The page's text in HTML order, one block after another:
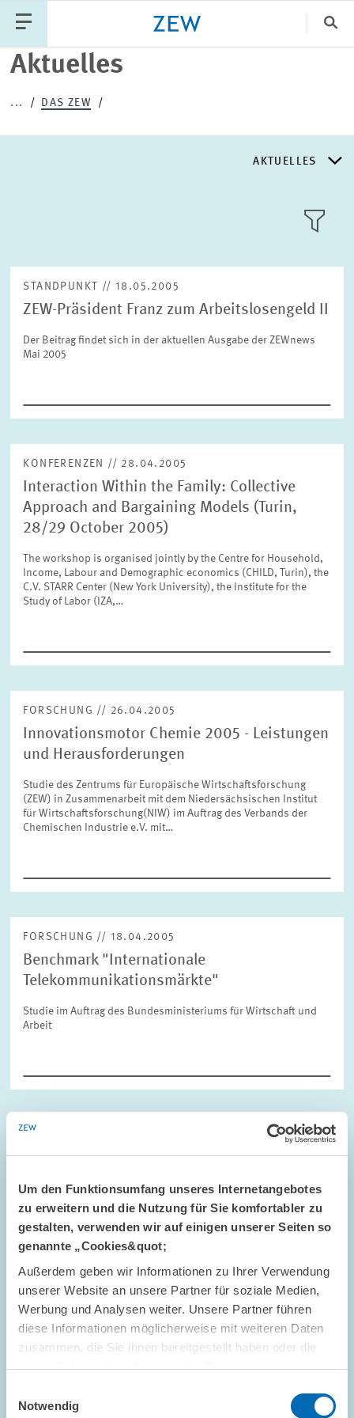
Um den Funktionsumfang unseres Internetangebotes
zu erweitern und die Nutzung für Sie komfortabler zu
gestalten, verwenden wir auf einigen unserer Seiten so
genannte „Cookies&quot;
Außerdem geben wir Informationen zu Ihrer Verwendung
unserer Website an unsere Partner für soziale Medien,
Werbung und Analysen weiter. Unsere Partner führen
diese Informationen möglicherweise mit weiteren Daten
zusammen, die Sie ihnen bereitgestellt haben oder die
sie im Rahmen Ihrer Nutzung der Dienste gesammelt
Notwendig
Aktuelles
... DAS ZEW
AKTUELLES
AKTUELLES
ÜBER DAS ZEW
GESCHICHTE
SERVICE
HEINZ-KÖNIG-AWARD
Jahr
Monat
Bitte wählen Sie einen Monat
Bereiche
Bitte wählen
STANDPUNKT // 18.05.2005
ZEW-Präsident Franz zum Arbeitslosengeld II
Der Beitrag findet sich in der aktuellen Ausgabe der ZEWnews
Mai 2005
KONFERENZEN // 28.04.2005
Interaction Within the Family: Collective
Approach and Bargaining Models (Turin,
28/29 October 2005)
The workshop is organised jointly by the Centre for Household,
Income, Labour and Demographic economics (CHILD, Turin), the
C.V. STARR Center (New York University), the Institute for the
Study of Labor (IZA,…
FORSCHUNG // 26.04.2005
Innovationsmotor Chemie 2005 - Leistungen
und Herausforderungen
Studie des Zentrums für Europäische Wirtschaftsforschung
(ZEW) in Zusammenarbeit mit dem Niedersächsischen Institut
für Wirtschaftsforschung(NIW) im Auftrag des Verbands der
Chemischen Industrie e.V. mit…
FORSCHUNG // 18.04.2005
Benchmark "Internationale
Telekommunikationsmärkte"
Studie im Auftrag des Bundesministeriums für Wirtschaft und
Arbeit
ZEW-Präsident Wolfgang Franz zum Begriff
Der Beitrag findet sich in der aktuellen Ausgabe der ZEWnews
März 2005
KONFERENZEN // 09.03.2005
2005)